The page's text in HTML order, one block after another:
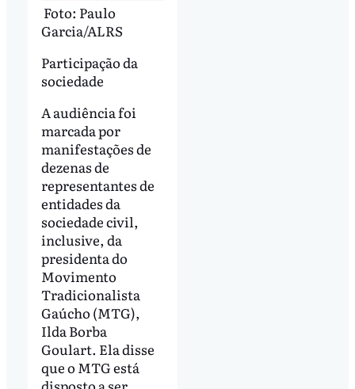
Foto: Paulo
Garcia/ALRS
Participação da
sociedade
A audiência foi
marcada por
manifestações de
dezenas de
representantes de
entidades da
sociedade civil,
inclusive, da
presidenta do
Movimento
Tradicionalista
Gaúcho (MTG),
Ilda Borba
Goulart. Ela disse
que o MTG está